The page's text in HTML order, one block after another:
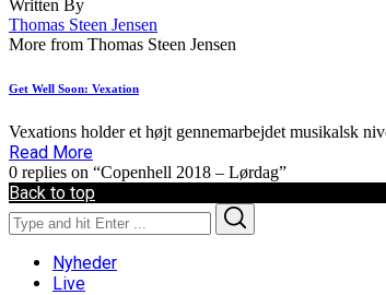
Written By
Thomas Steen Jensen
More from Thomas Steen Jensen
Get Well Soon: Vexation
Vexations holder et højt gennemarbejdet musikalsk
Read More
0 replies on “Copenhell 2018 – Lørdag”
Back to top
Search
for:
Nyheder
Live